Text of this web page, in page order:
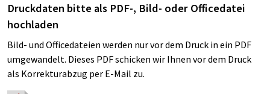
Druckdaten bitte als PDF-, Bild- oder Officedatei
hochladen
Bild- und Officedateien werden nur vor dem Druck in ein PDF
umgewandelt. Dieses PDF schicken wir Ihnen vor dem Druck
als Korrekturabzug per E-Mail zu.